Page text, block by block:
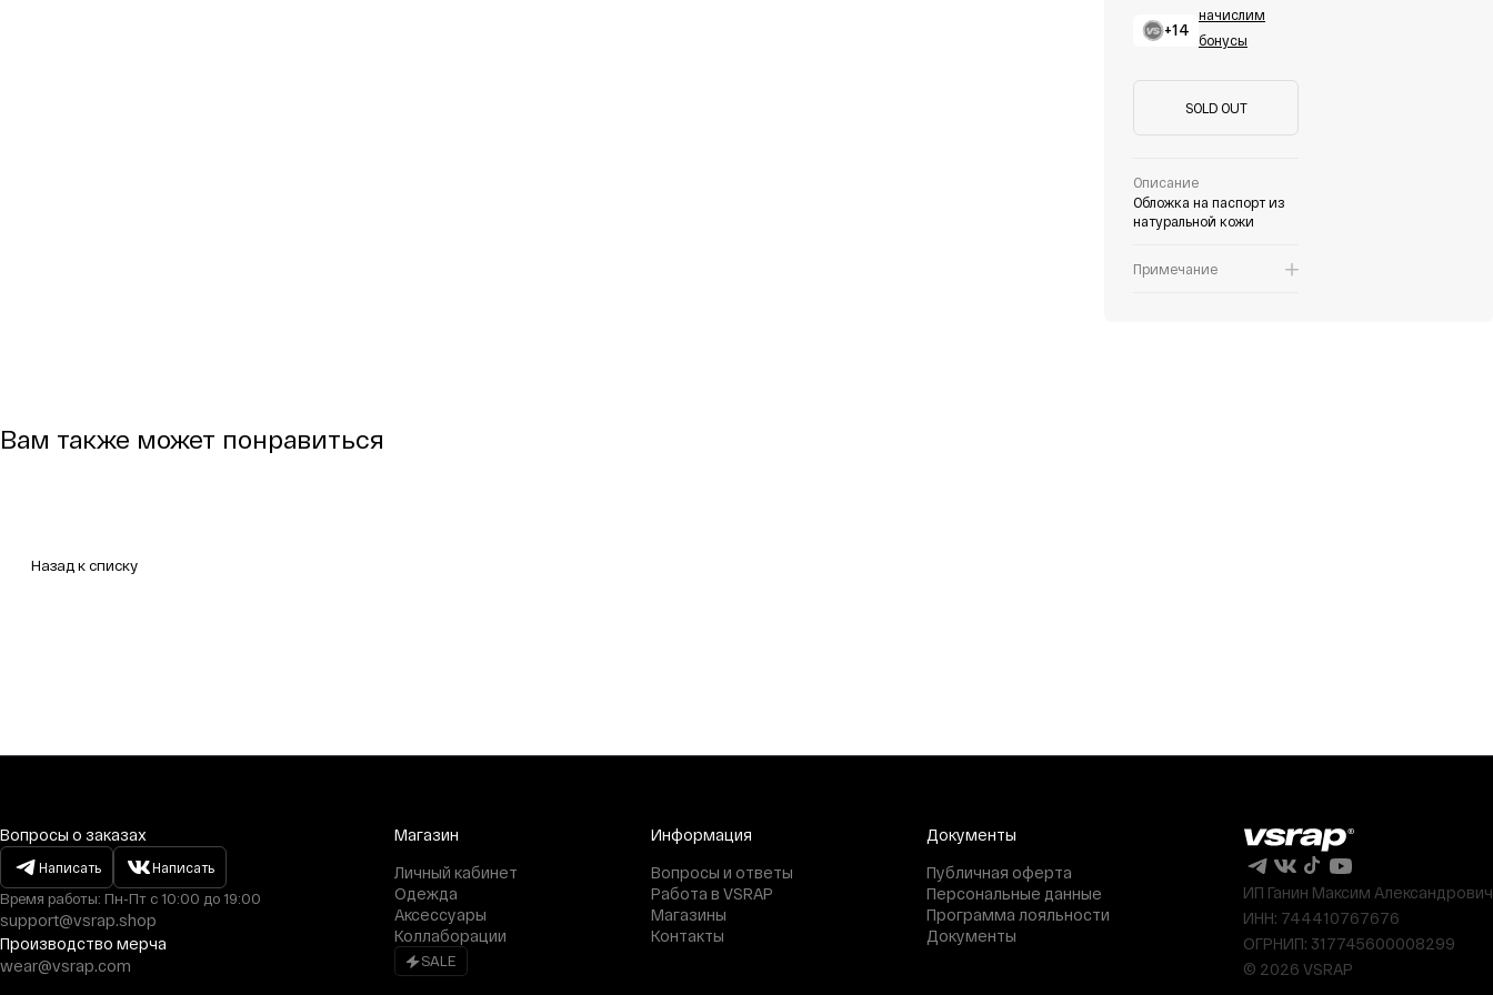
+14
начислим
бонусы
SOLD OUT
Описание
Обложка на паспорт из
натуральной кожи
Примечание
Вам также может понравиться
Назад к списку
Вопросы о заказах
Написать Написать
Время работы: Пн-Пт с 10:00 до 19:00
support@vsrap.shop
Производство мерча
wear@vsrap.com
Магазин
Личный кабинет
Одежда
Аксессуары
Коллаборации
SALE
Информация
Вопросы и ответы
Работа в VSRAP
Магазины
Контакты
Документы
Публичная оферта
Персональные данные
Программа лояльности
Документы
ИП Ганин Максим Александрович
ИНН: 744410767676
ОГРНИП: 317745600008299
© 2026 VSRAP